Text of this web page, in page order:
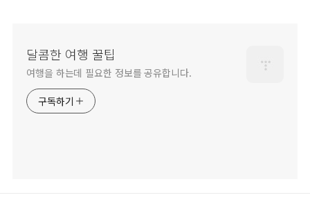
달콤한 여행 꿀팁
여행을 하는데 필요한 정보를 공유합니다.
구독하기